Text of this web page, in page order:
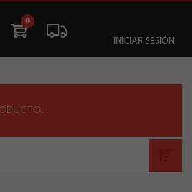
0
INICIAR SESIÓN